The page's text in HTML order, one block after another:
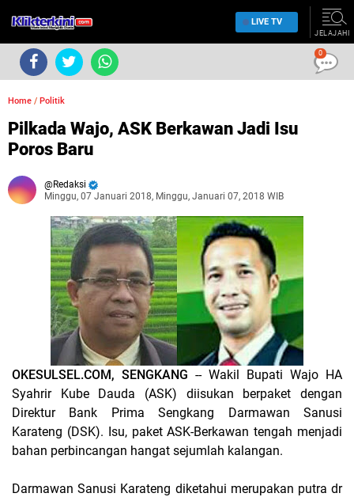
LIVE TV
JELAJAHI
Home / Politik
Pilkada Wajo, ASK Berkawan Jadi Isu
Poros Baru
Redaksi
Minggu, 07 Januari 2018, Minggu, Januari 07, 2018 WIB
OKESULSEL.COM, SENGKANG -- Wakil Bupati Wajo HA
Syahrir Kube Dauda (ASK) diisukan berpaket dengan
Direktur Bank Prima Sengkang Darmawan Sanusi
Karateng (DSK). Isu, paket ASK-Berkawan tengah menjadi
bahan perbincangan hangat sejumlah kalangan.
Darmawan Sanusi Karateng diketahui merupakan putra dr
0